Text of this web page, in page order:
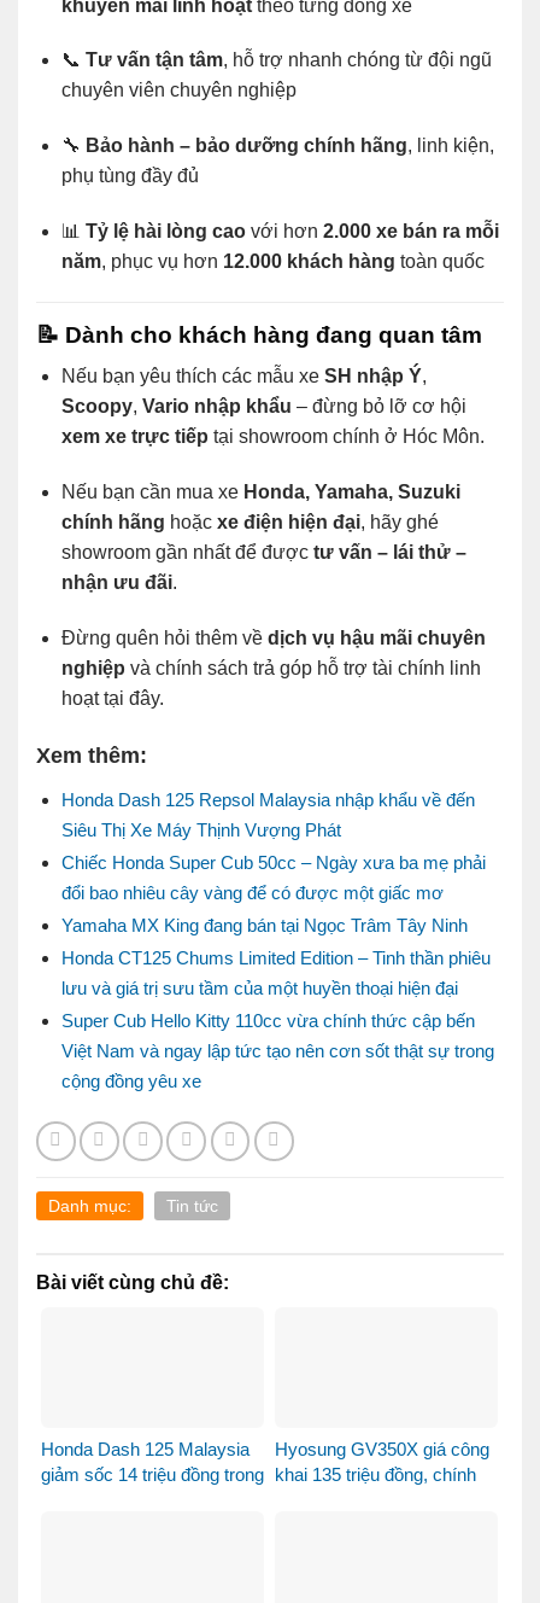
khuyến mãi linh hoạttheo từng dòng xe
📞 Tư vấn tận tâm, hỗ trợ nhanh chóng từ đội ngũ
chuyên viên chuyên nghiệp
🔧 Bảo hành – bảo dưỡng chính hãng, linh kiện,
phụ tùng đầy đủ
📊 Tỷ lệ hài lòng caovới hơn 2.000 xe bán ra mỗi
năm, phục vụ hơn 12.000 khách hàng toàn quốc
📝 Dành cho khách hàng đang quan tâm
Nếu bạn yêu thích các mẫu xe SH nhập Ý,
Scoopy, Vario nhập khẩu – đừng bỏ lỡ cơ hội
xem xe trực tiếp tại showroom chính ở Hóc Môn.
Nếu bạn cần mua xe Honda, Yamaha, Suzuki
chính hãng hoặc xe điện hiện đại, hãy ghé
showroom gần nhất để được tư vấn – lái thử –
nhận ưu đãi.
Đừng quên hỏi thêm về dịch vụ hậu mãi chuyên
nghiệp và chính sách trả góp hỗ trợ tài chính linh
hoạt tại đây.
Xem thêm:
Honda Dash 125 Repsol Malaysia nhập khẩu về đến
Siêu Thị Xe Máy Thịnh Vượng Phát
Chiếc Honda Super Cub 50cc – Ngày xưa ba mẹ phải
đổi bao nhiêu cây vàng để có được một giấc mơ
Yamaha MX King đang bán tại Ngọc Trâm Tây Ninh
Honda CT125 Chums Limited Edition – Tinh thần phiêu
lưu và giá trị sưu tầm của một huyền thoại hiện đại
Super Cub Hello Kitty 110cc vừa chính thức cập bến
Việt Nam và ngay lập tức tạo nên cơn sốt thật sự trong
cộng đồng yêu xe
Danh mục: Tin tức
Bài viết cùng chủ đề:
Honda Dash 125 Malaysia
giảm sốc 14 triệu đồng trong
Hyosung GV350X giá công
khai 135 triệu đồng, chính